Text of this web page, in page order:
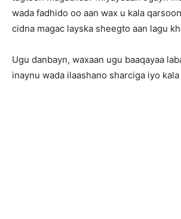
wada fadhido oo aan wax u kala
cidna magac layska sheegto aan lagu
Ugu danbayn, waxaan ugu baaqayaa
inaynu wada ilaashano sharciga iyo kala